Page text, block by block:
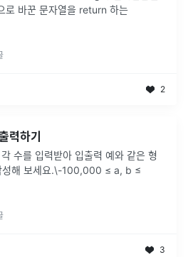
바꾼 문자열을 return 하는
2
력하기
수를 입력받아 입출력 예와 같은 형
성해 보세요.\-100,000 ≤ a, b ≤
3